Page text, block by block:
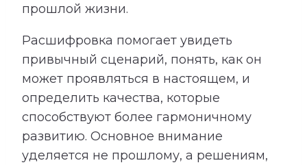
прошлой жизни.
Расшифровка помогает увидеть
привычный сценарий, понять, как он
может проявляться в настоящем, и
определить качества, которые
способствуют более гармоничному
развитию. Основное внимание
уделяется не прошлому, а решениям,